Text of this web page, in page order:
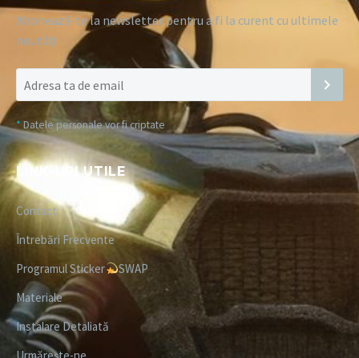
Abonează-te la newsletter pentru a fi la curent cu ultimele
noutăți:
* Datele personale vor fi criptate
LINK-URI UTILE
Contact
Întrebări Frecvente
Programul Sticker
SWAP
Materiale
Instalare Detaliată